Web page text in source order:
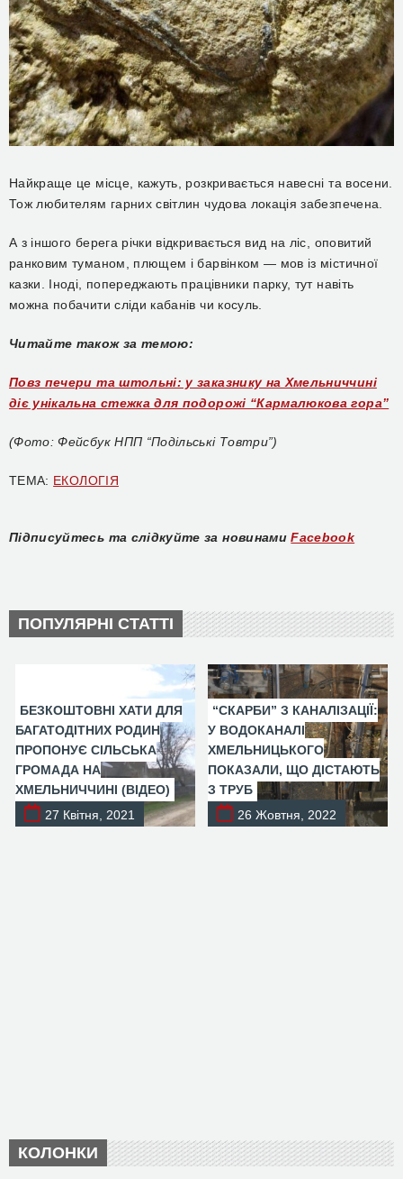
Найкраще це місце, кажуть, розкривається навесні та восени.
Тож любителям гарних світлин чудова локація забезпечена.
А з іншого берега річки відкривається вид на ліс, оповитий
ранковим туманом, плющем і барвінком — мов із містичної
казки. Іноді, попереджають працівники парку, тут навіть
можна побачити сліди кабанів чи косуль.
Читайте також за темою:
Повз печери та штольні: у заказнику на Хмельниччині
діє унікальна стежка для подорожі “Кармалюкова гора”
(Фото: Фейсбук НПП “Подільські Товтри”)
ТЕМА: ЕКОЛОГІЯ
Підписуйтесь та слідкуйте за новинами Facebook
ПОПУЛЯРНІ СТАТТІ
БЕЗКОШТОВНІ ХАТИ ДЛЯ
БАГАТОДІТНИХ РОДИН
ПРОПОНУЄ СІЛЬСЬКА
ГРОМАДА НА
ХМЕЛЬНИЧЧИНІ (ВІДЕО)
27 Квітня, 2021
“СКАРБИ” З КАНАЛІЗАЦІЇ:
У ВОДОКАНАЛІ
ХМЕЛЬНИЦЬКОГО
ПОКАЗАЛИ, ЩО ДІСТАЮТЬ
З ТРУБ
26 Жовтня, 2022
КОЛОНКИ